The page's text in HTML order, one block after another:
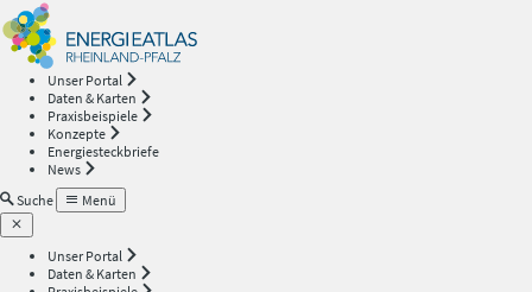
Unser Portal
Daten & Karten
Praxisbeispiele
Konzepte
Energiesteckbriefe
News
Suche
Menü
Unser Portal
Daten & Karten